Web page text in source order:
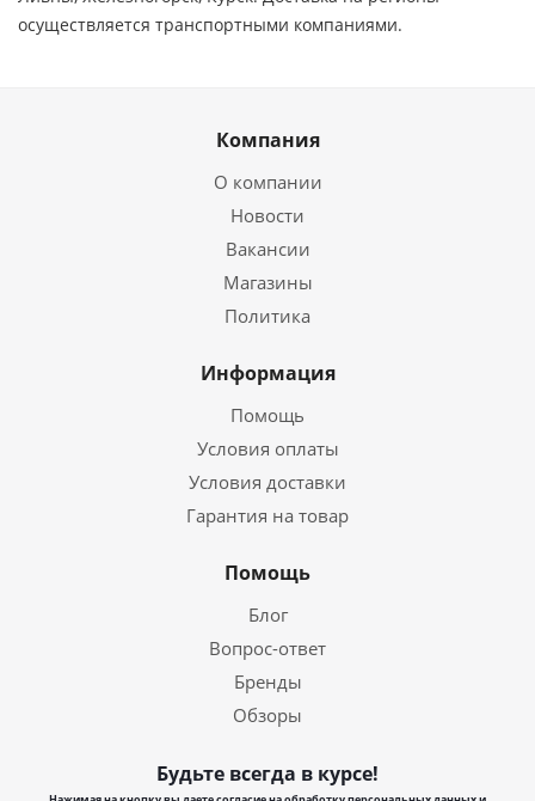
осуществляется транспортными компаниями.
Компания
О компании
Новости
Вакансии
Магазины
Политика
Информация
Помощь
Условия оплаты
Условия доставки
Гарантия на товар
Помощь
Блог
Вопрос-ответ
Бренды
Обзоры
Будьте всегда в курсе!